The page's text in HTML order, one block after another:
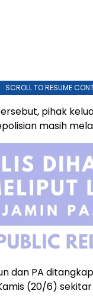
SCROLL TO RESUME
pihak
masih
dan PA
(20/6) sekitar